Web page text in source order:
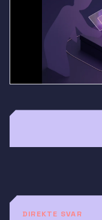
DIREKTE SVAR